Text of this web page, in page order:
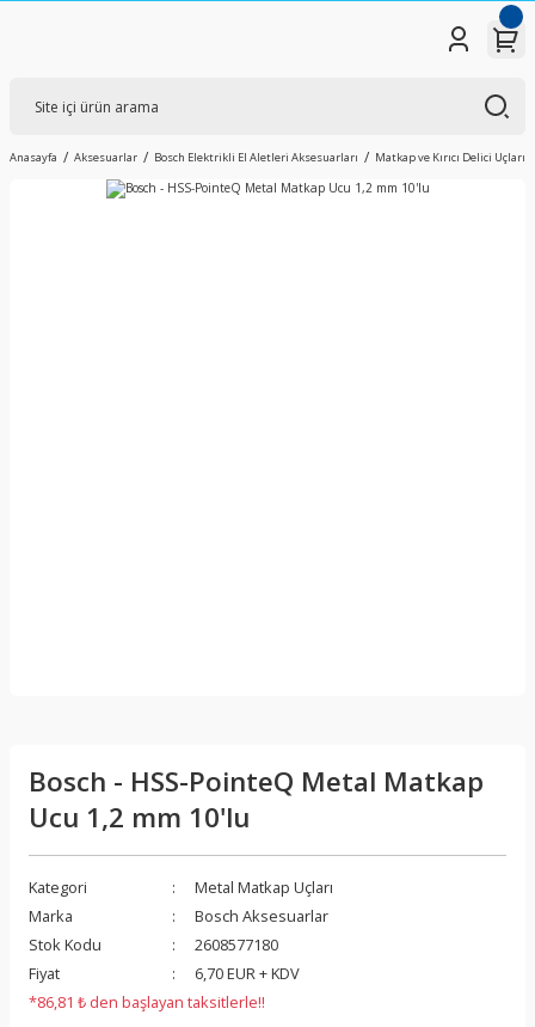
Anasayfa Aksesuarlar Bosch Elektrikli El Aletleri Aksesuarları Matkap ve Kırıcı Delici Uçları
Bosch - HSS-PointeQ Metal Matkap
Ucu 1,2 mm 10'lu
Kategori
Metal Matkap Uçları
Marka
Bosch Aksesuarlar
Stok Kodu
2608577180
Fiyat
6,70 EUR + KDV
*86,81 ₺ den başlayan taksitlerle!!